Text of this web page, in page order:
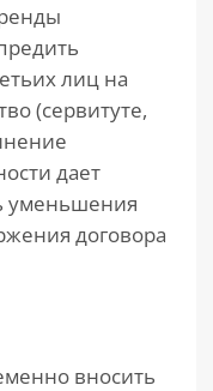
лиц на
(сервитуте,
дает
уменьшения
договора
вносить